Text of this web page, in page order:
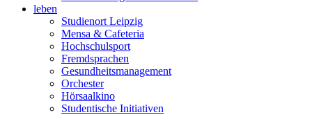
leben
Studienort Leipzig
Mensa & Cafeteria
Hochschulsport
Fremdsprachen
Gesundheitsmanagement
Orchester
Hörsaalkino
Studentische Initiativen